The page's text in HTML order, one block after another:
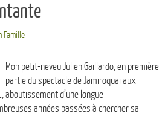
Famille
Mon petit-neveu Julien Gaillardo, en première
partie du spectacle de Jamiroquai aux
aboutissement d’une longue
années passées à chercher sa